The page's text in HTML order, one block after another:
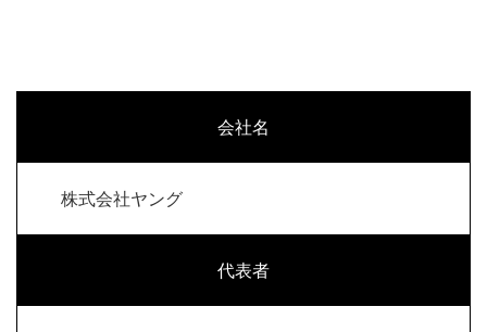
会社名
株式会社ヤング
代表者